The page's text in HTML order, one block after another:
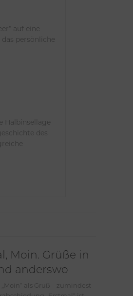
auf eine
persönliche
Halbinsellage
des
Moin. Grüße in
anderswo
als Gruß – zumindest